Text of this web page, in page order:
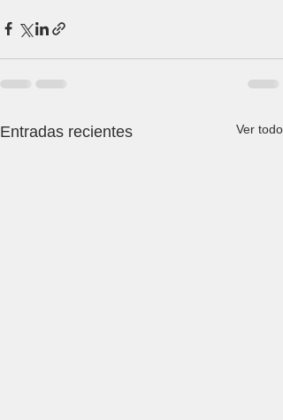
Entradas recientes Ver todo